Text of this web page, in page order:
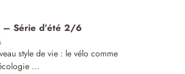
– Série d’été 2/6
style de vie : le vélo comme
…